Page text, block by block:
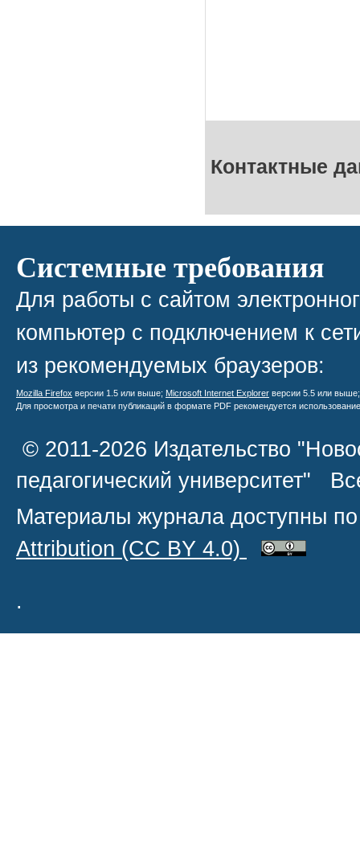
Контактные
Системные требования
Для работы с сайтом
компьютер с подключением к
из рекомендуемых браузеров:
Mozilla Firefox версии 1.5 или выше; Microsoft Internet Explorer версии 5.5 или
Для просмотра и печати публикаций в формате PDF рекомендуется
© 2011-2026 Издательство
педагогический университет"
Материалы журнала доступны
Attribution (CC BY 4.0)
.